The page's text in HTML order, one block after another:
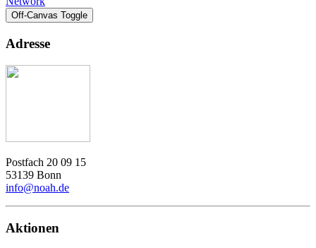
Off-Canvas Toggle
Adresse
Postfach 20 09 15
53139 Bonn
info@noah.de
Aktionen